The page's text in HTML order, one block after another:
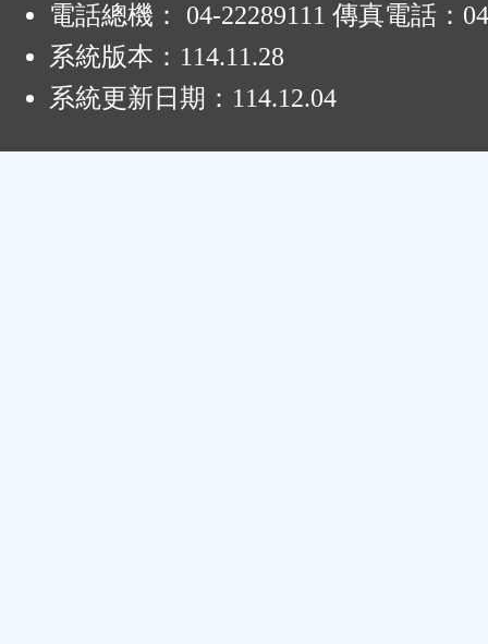
電話總機： 04-22289111 傳真電話：
系統版本： 114.11.28
系統更新日期： 114.12.04